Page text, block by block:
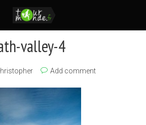
valley-4
Add comment